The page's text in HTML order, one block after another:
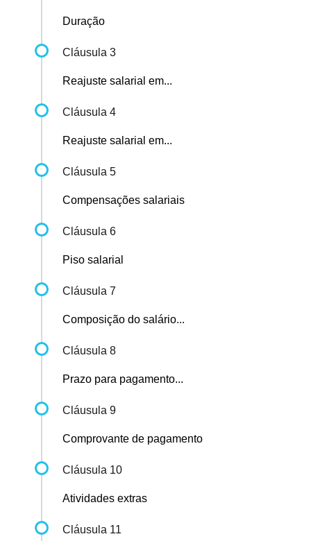
Duração
Cláusula 3
Reajuste salarial em...
Cláusula 4
Reajuste salarial em...
Cláusula 5
Compensações salariais
Cláusula 6
Piso salarial
Cláusula 7
Composição do salário...
Cláusula 8
Prazo para pagamento...
Cláusula 9
Comprovante de pagamento
Cláusula 10
Atividades extras
Cláusula 11